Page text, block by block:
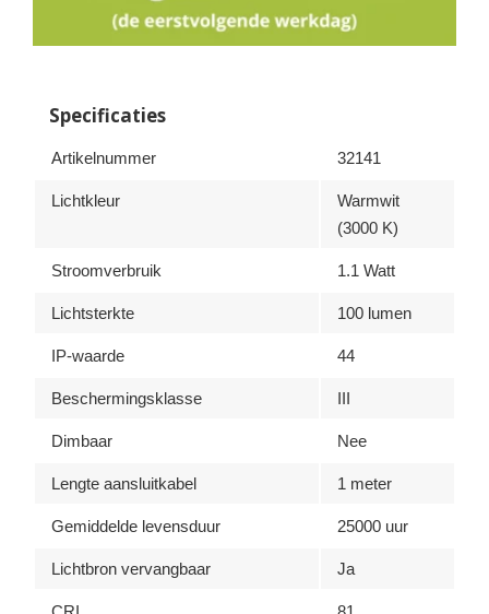
Specificaties
Artikelnummer 32141
Lichtkleur
Warmwit
(3000 K)
Stroomverbruik 1.1 Watt
Lichtsterkte 100 lumen
IP-waarde 44
Beschermingsklasse III
Dimbaar Nee
Lengte aansluitkabel 1 meter
Gemiddelde levensduur 25000 uur
Lichtbron vervangbaar Ja